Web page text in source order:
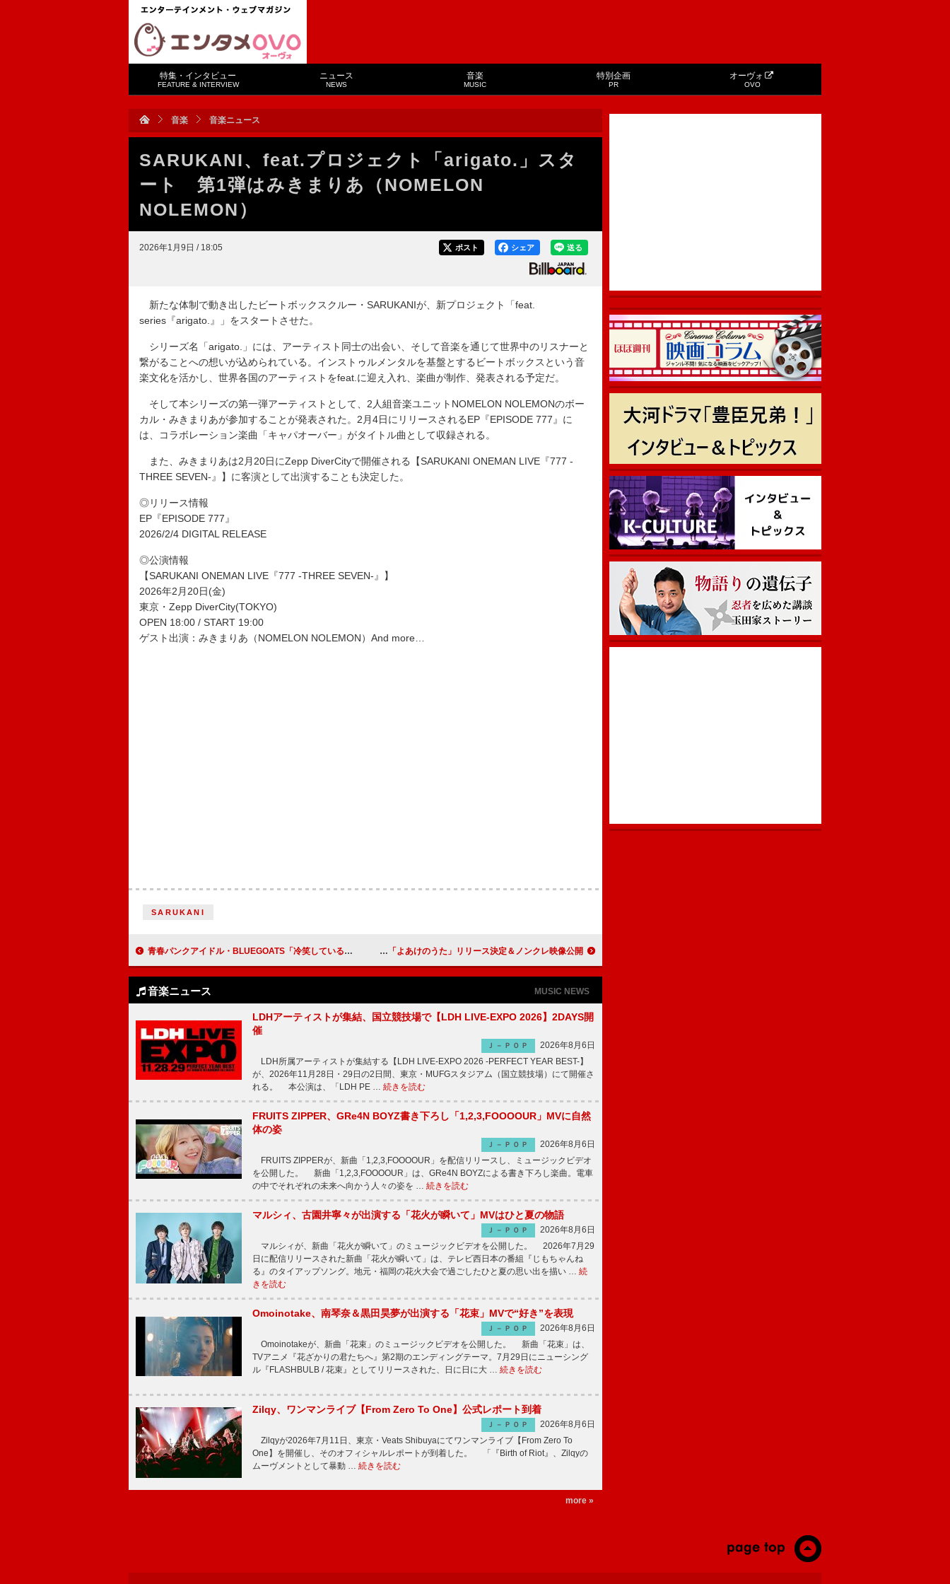
特集・インタビュー
FEATURE & INTERVIEW
ニュース
NEWS
音楽
MUSIC
特別企画
PR
オーヴォ
OVO
音楽 音楽ニュース
SARUKANI、feat.プロジェクト「arigato.」スタ
ート 第1弾はみきまりあ（NOMELON
NOLEMON）
2026年1月9日 / 18:05 送る
シェア
ポスト
新たな体制で動き出したビートボックスクルー・SARUKANIが、新プロジェクト「feat.
series『arigato.』」をスタートさせた。
シリーズ名「arigato.」には、アーティスト同士の出会い、そして音楽を通じて世界中のリスナーと
繋がることへの想いが込められている。インストゥルメンタルを基盤とするビートボックスという音
楽文化を活かし、世界各国のアーティストをfeat.に迎え入れ、楽曲が制作、発表される予定だ。
そして本シリーズの第一弾アーティストとして、2人組音楽ユニットNOMELON NOLEMONのボー
カル・みきまりあが参加することが発表された。2月4日にリリースされるEP『EPISODE 777』に
は、コラボレーション楽曲「キャパオーバー」がタイトル曲として収録される。
また、みきまりあは2月20日にZepp DiverCityで開催される【SARUKANI ONEMAN LIVE『777 -
THREE SEVEN-』】に客演として出演することも決定した。
◎リリース情報
EP『EPISODE 777』
2026/2/4 DIGITAL RELEASE
◎公演情報
【SARUKANI ONEMAN LIVE『777 -THREE SEVEN-』】
2026年2月20日(金)
東京・Zepp DiverCity(TOKYO)
OPEN 18:00 / START 19:00
ゲスト出演：みきまりあ（NOMELON NOLEMON）And more…
SARUKANI
青春パンクアイドル・BLUEGOATS「冷笑している人たちをぎゃふんと言わせたい」メンバー全員参加による新春100キロマラソン決定！ 4人それぞれの走る理由とは？ jo0ji、アニメ『呪術廻戦』「死滅回游 前編」ED曲「よあけのうた」リリース決定＆ノンクレ映像公開
音楽ニュース MUSIC NEWS
LDHアーティストが集結、国立競技場で【LDH LIVE-EXPO 2026】2DAYS開
催
Ｊ－ＰＯＰ
2026年8月6日
LDH所属アーティストが集結する【LDH LIVE-EXPO 2026 -PERFECT YEAR BEST-】
が、2026年11月28日・29日の2日間、東京・MUFGスタジアム（国立競技場）にて開催さ
れる。 本公演は、「LDH PE … 続きを読む
FRUITS ZIPPER、GRe4N BOYZ書き下ろし「1,2,3,FOOOOUR」MVに自然
体の姿
Ｊ－ＰＯＰ
2026年8月6日
FRUITS ZIPPERが、新曲「1,2,3,FOOOOUR」を配信リリースし、ミュージックビデオ
を公開した。 新曲「1,2,3,FOOOOUR」は、GRe4N BOYZによる書き下ろし楽曲。電車
の中でそれぞれの未来へ向かう人々の姿を … 続きを読む
マルシィ、古園井寧々が出演する「花火が瞬いて」MVはひと夏の物語
Ｊ－ＰＯＰ
2026年8月6日
マルシィが、新曲「花火が瞬いて」のミュージックビデオを公開した。 2026年7月29
日に配信リリースされた新曲「花火が瞬いて」は、テレビ西日本の番組『じもちゃんね
る』のタイアップソング。地元・福岡の花火大会で過ごしたひと夏の思い出を描い … 続
きを読む
Omoinotake、南琴奈＆黒田昊夢が出演する「花束」MVで“好き”を表現
Ｊ－ＰＯＰ
2026年8月6日
Omoinotakeが、新曲「花束」のミュージックビデオを公開した。 新曲「花束」は、
TVアニメ『花ざかりの君たちへ』第2期のエンディングテーマ。7月29日にニューシング
ル『FLASHBULB / 花束』としてリリースされた、日に日に大 … 続きを読む
Zilqy、ワンマンライブ【From Zero To One】公式レポート到着
Ｊ－ＰＯＰ
2026年8月6日
Zilqyが2026年7月11日、東京・Veats Shibuyaにてワンマンライブ【From Zero To
One】を開催し、そのオフィシャルレポートが到着した。 「『Birth of Riot』、Zilqyの
ムーヴメントとして暴動 … 続きを読む
more »